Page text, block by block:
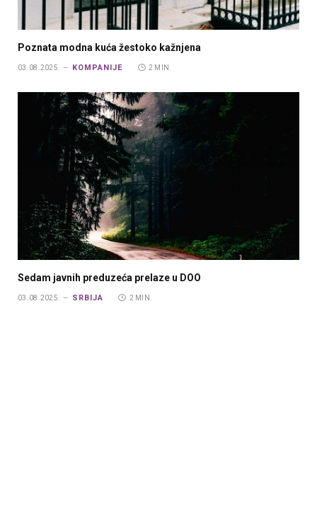
Poznata modna kuća žestoko kažnjena
03.08.2025. KOMPANIJE 2 MIN.
Sedam javnih preduzeća prelaze u DOO
03.08.2025. SRBIJA 2 MIN.